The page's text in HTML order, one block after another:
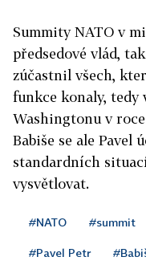
Summity NATO v
předsedové vlád,
zúčastnil všech,
funkce konaly, tedy
Washingtonu v
Babiše se ale Pavel
standardních
vysvětlovat.
#NATO #summit
#Pavel Petr